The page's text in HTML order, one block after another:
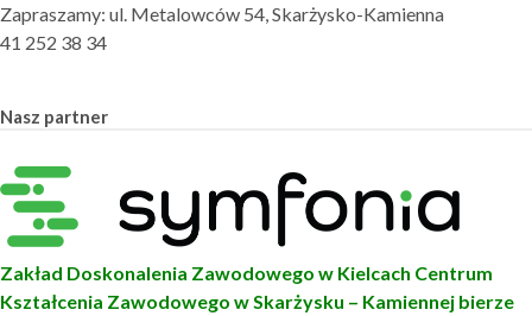
Zapraszamy: ul. Metalowców 54, Skarżysko-Kamienna
41 252 38 34
Nasz partner
Zakład Doskonalenia Zawodowego w Kielcach Centrum
Kształcenia Zawodowego w Skarżysku – Kamiennej bierze